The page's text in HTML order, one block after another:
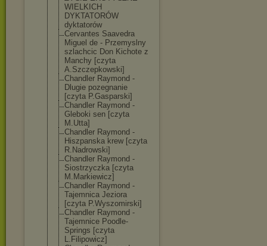
WIELKICH
DYKTATORÓW
dyktatorów
Cervantes Saavedra
Miguel de - Przemyslny
szlachcic Don Kichote z
Manchy [czyta
A.Szczepkowski]
Chandler Raymond -
Dlugie pozegnanie
[czyta P.Gasparski]
Chandler Raymond -
Gleboki sen [czyta
M.Utta]
Chandler Raymond -
Hiszpanska krew [czyta
R.Nadrowski]
Chandler Raymond -
Siostrzyczka [czyta
M.Markiewicz]
Chandler Raymond -
Tajemnica Jeziora
[czyta P.Wyszomirski]
Chandler Raymond -
Tajemnice Poodle-
Springs [czyta
L.Filipowicz]